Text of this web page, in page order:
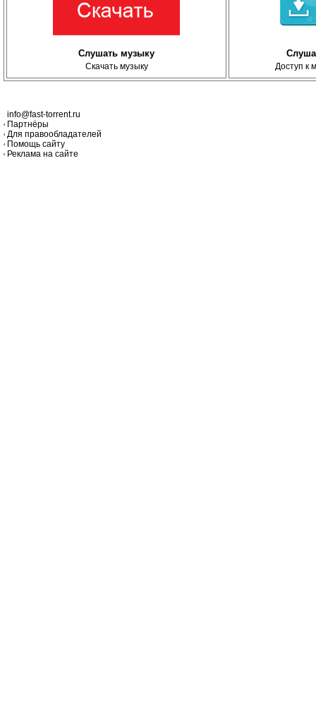
Слушать музыку
Скачать музыку Доступ к
info@fast-torrent.ru
Партнёры
Для правообладателей
Помощь сайту
Реклама на сайте